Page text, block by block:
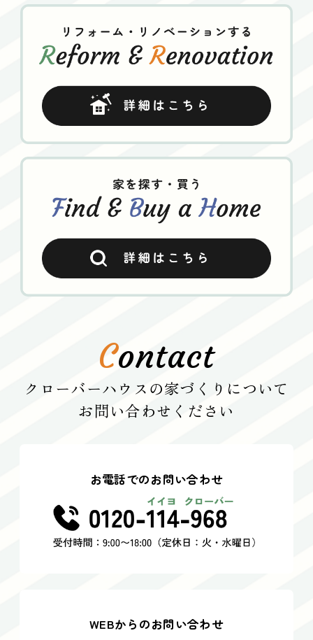
Contact
クローバーハウスの家づくりについて
お問い合わせください
お電話でのお問い合わせ
WEBからのお問い合わせ